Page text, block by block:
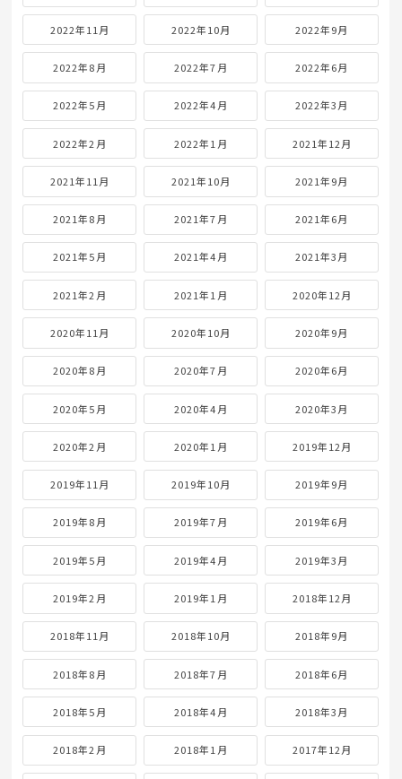
2022年11月 2022年10月 2022年9月
2022年8月 2022年7月 2022年6月
2022年5月 2022年4月 2022年3月
2022年2月 2022年1月 2021年12月
2021年11月 2021年10月 2021年9月
2021年8月 2021年7月 2021年6月
2021年5月 2021年4月 2021年3月
2021年2月 2021年1月 2020年12月
2020年11月 2020年10月 2020年9月
2020年8月 2020年7月 2020年6月
2020年5月 2020年4月 2020年3月
2020年2月 2020年1月 2019年12月
2019年11月 2019年10月 2019年9月
2019年8月 2019年7月 2019年6月
2019年5月 2019年4月 2019年3月
2019年2月 2019年1月 2018年12月
2018年11月 2018年10月 2018年9月
2018年8月 2018年7月 2018年6月
2018年5月 2018年4月 2018年3月
2018年2月 2018年1月 2017年12月